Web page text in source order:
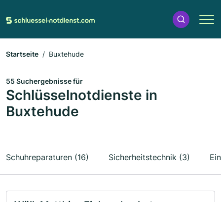
Startseite Buxtehude
55 Suchergebnisse für
Schlüsselnotdienste in
Buxtehude
Schuhreparaturen (16) Sicherheitstechnik (3)